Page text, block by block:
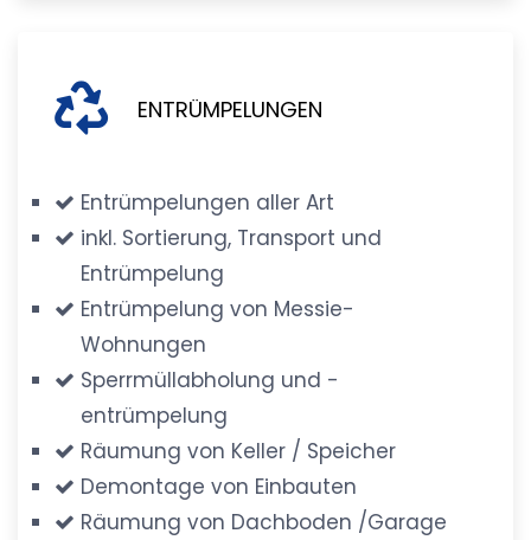
ENTRÜMPELUNGEN
Entrümpelungen aller Art
inkl. Sortierung, Transport und
Entrümpelung
Entrümpelung von Messie-
Wohnungen
Sperrmüllabholung und -
entrümpelung
Räumung von Keller / Speicher
Demontage von Einbauten
Räumung von Dachboden /Garage